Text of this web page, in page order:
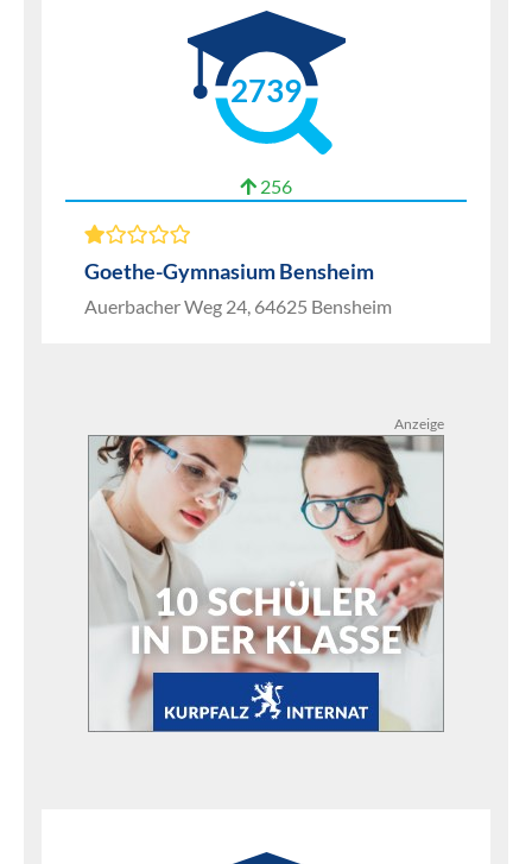
2739
256
Goethe-Gymnasium Bensheim
Auerbacher Weg 24, 64625 Bensheim
Anzeige